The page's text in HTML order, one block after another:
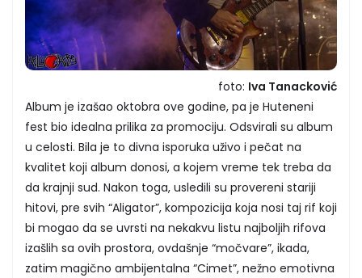
foto: Iva Tanacković
Album je izašao oktobra ove godine, pa je Huteneni
fest bio idealna prilika za promociju. Odsvirali su album
u celosti. Bila je to divna isporuka uživo i pečat na
kvalitet koji album donosi, a kojem vreme tek treba da
da krajnji sud. Nakon toga, usledili su provereni stariji
hitovi, pre svih “Aligator”, kompozicija koja nosi taj rif koji
bi mogao da se uvrsti na nekakvu listu najboljih rifova
izašlih sa ovih prostora, ovdašnje “močvare”, ikada,
zatim magično ambijentalna “Cimet”, nežno emotivna